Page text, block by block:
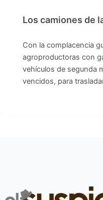
Los camiones de
Con la complacencia
agroproductoras con
vehículos de segunda
vencidos, para